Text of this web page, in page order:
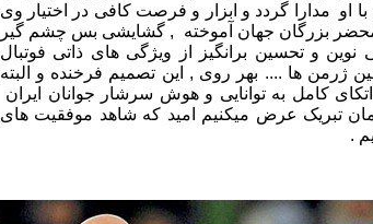
او مدارا گردد و ابزار و فرصت کافی در اختیار وی
محضر بزرگان جهان آموخته , گشایشی بس چشم گیر
نوین و تحسین برانگیز از ویژگی های ذاتی فوتبال
ژرمن ها .... بهر روی , این تصمیم فرخنده و البته
اتکای کامل به توانایی و هوش سرشار جوانان ایران
تبریک عرض میکنیم امید که شاهد موفقیت های
.